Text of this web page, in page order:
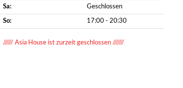
Sa: Geschlossen
So: 17:00 - 20:30
////// Asia House ist zurzeit geschlossen ///////